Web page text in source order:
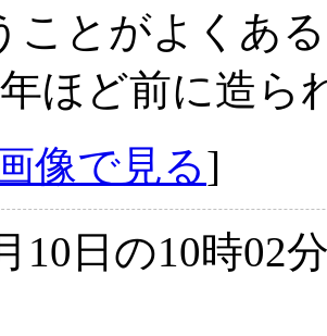
ことがよくあ
ほど前に造ら
像で見る]
10日の10時02